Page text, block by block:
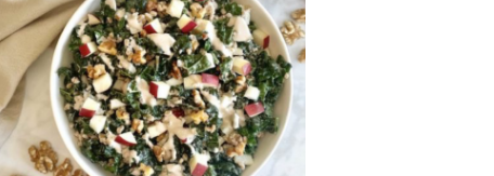
ビタミン、ミネラルも補給できる♪
豆は、お好...